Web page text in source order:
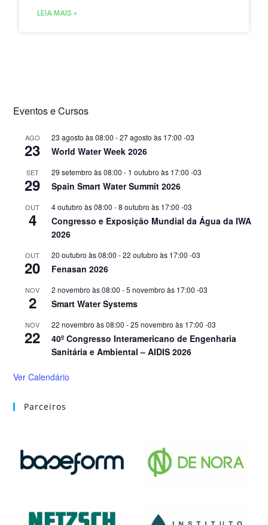
LEIA MAIS »
Eventos e Cursos
AGO
23
23 agosto às 08:00 -27 agosto às 17:00 -03
World Water Week 2026
SET
29
29 setembro às 08:00 - 1 outubro às 17:00 -03
Spain Smart Water Summit 2026
OUT
4
4 outubro às 08:00 -8 outubro às 17:00 -03
Congresso e Exposição Mundial da Água da IWA
2026
OUT
20
20 outubro às 08:00 -22 outubro às 17:00 -03
Fenasan 2026
NOV
2
2 novembro às 08:00 -5 novembro às 17:00 -03
Smart Water Systems
NOV
22
22 novembro às 08:00 -25 novembro às 17:00 -03
40º Congresso Interamericano de Engenharia
Sanitária e Ambiental – AIDIS 2026
Ver Calendário
Parceiros